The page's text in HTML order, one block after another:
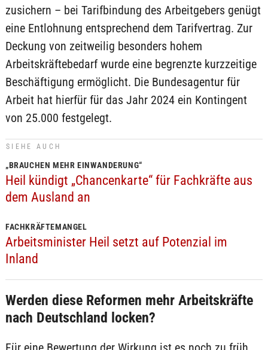
zusichern – bei Tarifbindung des Arbeitgebers genügt
eine Entlohnung entsprechend dem Tarifvertrag. Zur
Deckung von zeitweilig besonders hohem
Arbeitskräftebedarf wurde eine begrenzte kurzzeitige
Beschäftigung ermöglicht. Die Bundesagentur für
Arbeit hat hierfür für das Jahr 2024 ein Kontingent
von 25.000 festgelegt.
SIEHE AUCH
„BRAUCHEN MEHR EINWANDERUNG“
Heil kündigt „Chancenkarte“ für Fachkräfte aus
dem Ausland an
FACHKRÄFTEMANGEL
Arbeitsminister Heil setzt auf Potenzial im
Inland
Werden diese Reformen mehr Arbeitskräfte
nach Deutschland locken?